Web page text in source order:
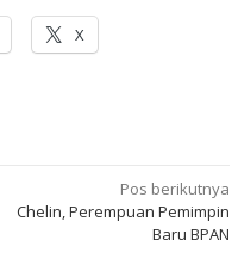
X
Pos berikutnya
Chelin, Perempuan Pemimpin
Baru BPAN